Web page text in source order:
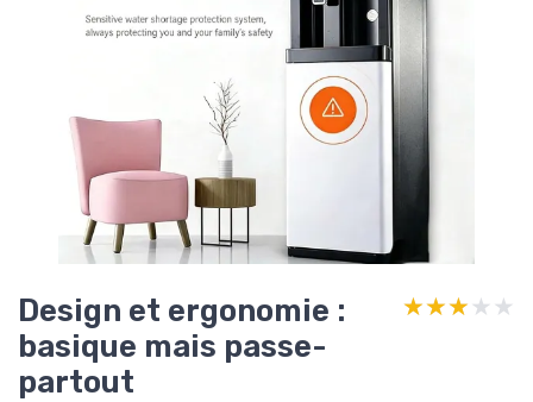
Design et ergonomie :
basique mais passe-
partout
★★★★★
★★★★★